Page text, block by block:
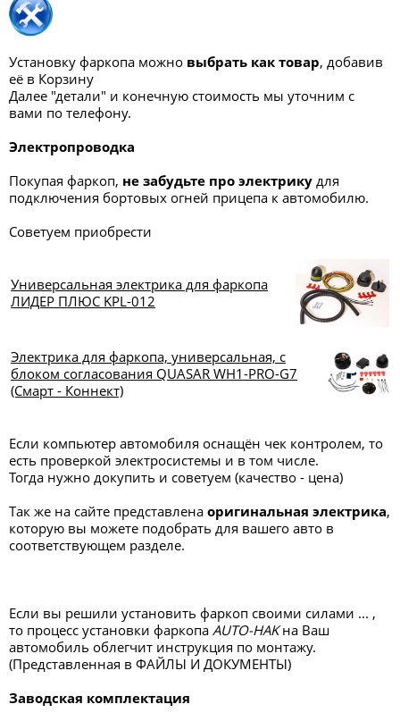
Установку фаркопа можно выбрать как товар, добавив
её в Корзину
Далее "детали" и конечную стоимость мы уточним с
вами по телефону.
Электропроводка
Покупая фаркоп, не забудьте про электрику для
подключения бортовых огней прицепа к автомобилю.
Советуем приобрести
Универсальная электрика для фаркопа
ЛИДЕР ПЛЮС KPL-012
Электрика для фаркопа, универсальная, с
блоком согласования QUASAR WH1-PRO-G7
(Смарт - Коннект)
Если компьютер автомобиля оснащён чек контролем, то
есть проверкой электросистемы и в том числе.
Тогда нужно докупить и советуем (качество - цена)
Так же на сайте представлена оригинальная электрика,
которую вы можете подобрать для вашего авто в
соответствующем разделе.
Если вы решили установить фаркоп своими силами ... ,
то процесс установки фаркопа AUTO-HAKна Ваш
автомобиль облегчит инструкция по монтажу.
(Представленная в ФАЙЛЫ И ДОКУМЕНТЫ)
Заводская комплектация